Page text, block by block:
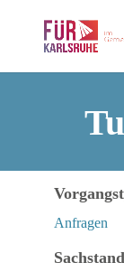
content
Anfragen
Sachstand